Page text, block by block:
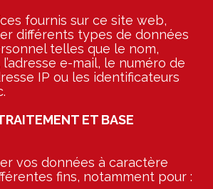
fournis sur ce site web,
différents types de données
telles que le nom,
l’adresse e-mail, le numéro de
IP ou les identificateurs
ET BASE
vos données à caractère
fins, notamment pour :